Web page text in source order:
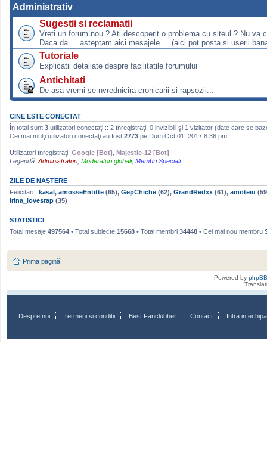
Administrativ
Sugestii si reclamatii
Vreti un forum nou ? Ati descoperit o problema cu siteul ? Nu va
Daca da ... asteptam aici mesajele ... (aici pot posta si userii
Tutoriale
Explicatii detaliate despre facilitatile forumului
Antichitati
De-asa vremi se-nvrednicira cronicarii si rapsozii...
CINE ESTE CONECTAT
În total sunt 3 utilizatori conectaţi :: 2 înregistraţi, 0 invizibili şi 1 vizitator (date care se
Cei mai mulţi utilizatori conectaţi au fost 2773 pe Dum Oct 01, 2017 8:36 pm
Utilizatori înregistraţi: Google [Bot] Majestic-12 [Bot]
Legendă: Administratori, Moderatori globali, Membri Speciali
ZILE DE NAŞTERE
Felicitări : kasal, amosseEntitte (65), GepChiche (62), GrandRedxx (61), amoteiu
Irina_lovesrap (35)
STATISTICI
Total mesaje 497564 • Total subiecte 15668 • Total membri 34448 • Cel mai nou membru
Prima pagină
Powered by phpBB
Despre noi Termeni si conditii Best Fanclubber Contact Intra in